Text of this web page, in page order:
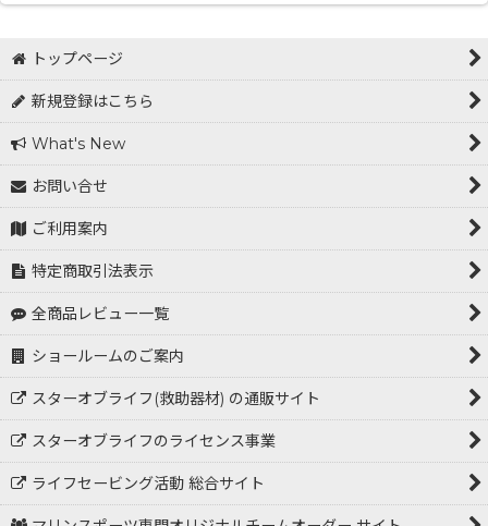
トップページ
新規登録はこちら
What's New
お問い合せ
ご利用案内
特定商取引法表示
全商品レビュー一覧
ショールームのご案内
スターオブライフ(救助器材) の通販サイト
スターオブライフのライセンス事業
ライフセービング活動 総合サイト